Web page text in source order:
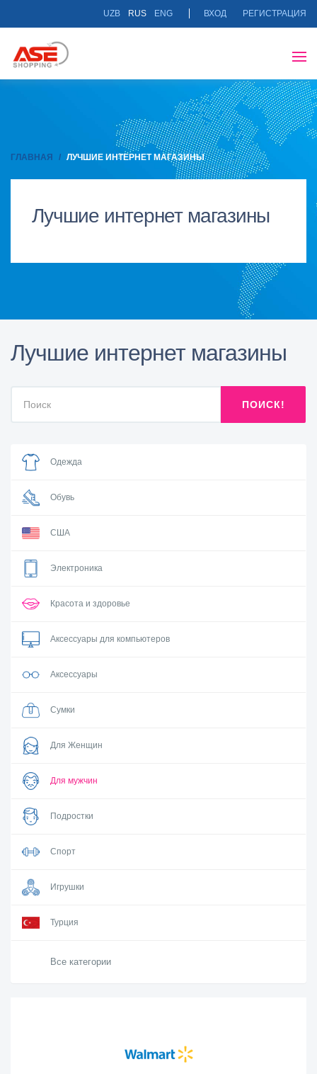
UZB RUS ENG ВХОД РЕГИСТРАЦИЯ
ГЛАВНАЯ ЛУЧШИЕ ИНТЕРНЕТ МАГАЗИНЫ
Лучшие интернет магазины
Лучшие интернет магазины
ПОИСК!
Одежда
Обувь
США
Электроника
Красота и здоровье
Аксессуары для компьютеров
Аксессуары
Сумки
Для Женщин
Для мужчин
Подростки
Спорт
Игрушки
Турция
Все категории